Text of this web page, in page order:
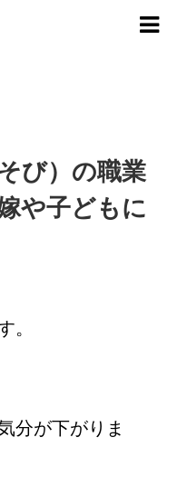
び）の職業
や子どもに
。
分が下がりま